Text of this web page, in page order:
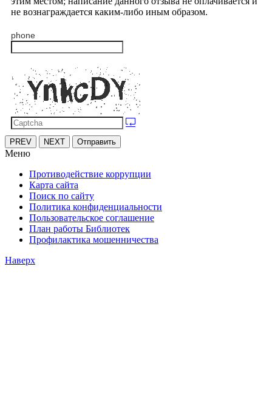
не вознаграждается каким-либо иным образом.
phone
PREV NEXT Отправить
Меню
Противодействие коррупции
Карта сайта
Поиск по сайту
Политика конфиденциальности
Пользовательское соглашение
План работы Библиотек
Профилактика мошенничества
Наверх